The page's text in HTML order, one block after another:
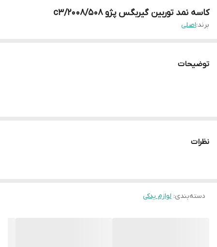
کاسه نمد توربین گیربگس پژو ۲۰۰۸/508/c3
برند:اصلی
توضیحات
نظرات
دسته‌بندی: لوازم یدکی